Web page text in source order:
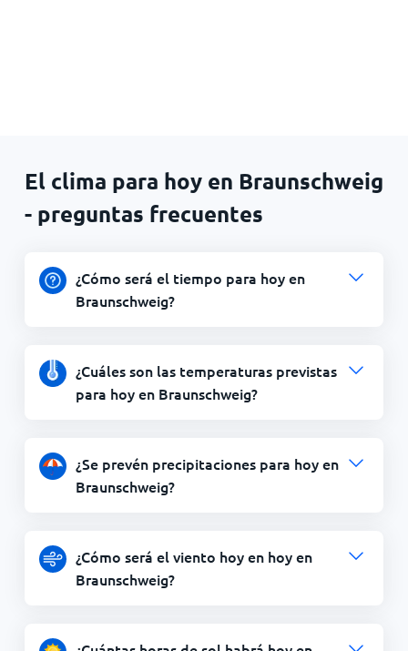
El clima para hoy en Braunschweig
- preguntas frecuentes
¿Cómo será el tiempo para hoy en
Braunschweig?
¿Cuáles son las temperaturas previstas
para hoy en Braunschweig?
¿Se prevén precipitaciones para hoy en
Braunschweig?
¿Cómo será el viento hoy en hoy en
Braunschweig?